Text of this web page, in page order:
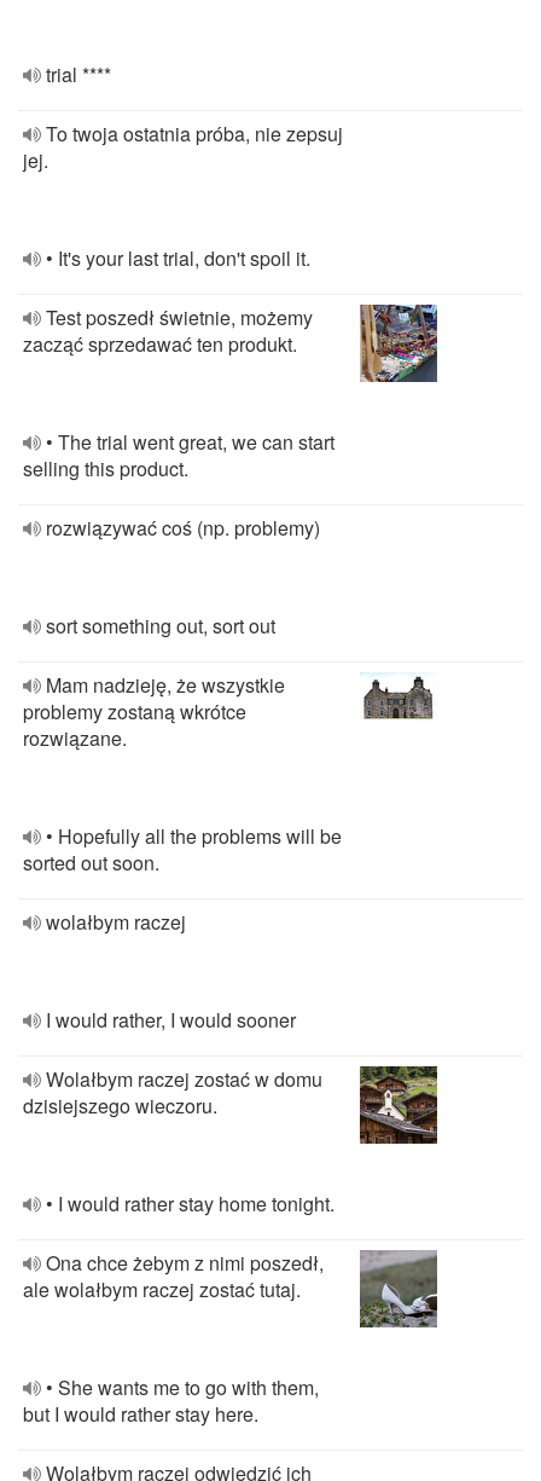
trial ****
To twoja ostatnia próba, nie zepsuj
jej.
• It's your last trial, don't spoil it.
Test poszedł świetnie, możemy
zacząć sprzedawać ten produkt.
• The trial went great, we can start
selling this product.
rozwiązywać coś (np. problemy)
sort something out, sort out
Mam nadzieję, że wszystkie
problemy zostaną wkrótce
rozwiązane.
• Hopefully all the problems will be
sorted out soon.
wolałbym raczej
I would rather, I would sooner
Wolałbym raczej zostać w domu
dzisiejszego wieczoru.
• I would rather stay home tonight.
Ona chce żebym z nimi poszedł,
ale wolałbym raczej zostać tutaj.
• She wants me to go with them,
but I would rather stay here.
Wolałbym raczej odwiedzić ich